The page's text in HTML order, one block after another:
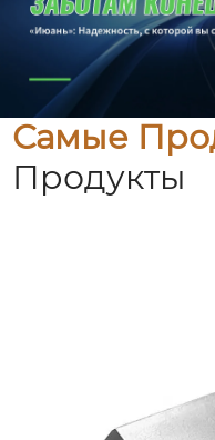
Самые
Продукты